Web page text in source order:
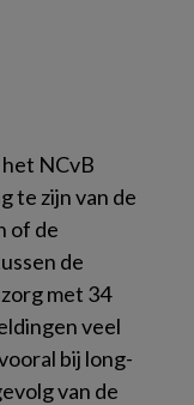
NCvB
te zijn van de
of de
de
met 34
veel
bij long-
van de